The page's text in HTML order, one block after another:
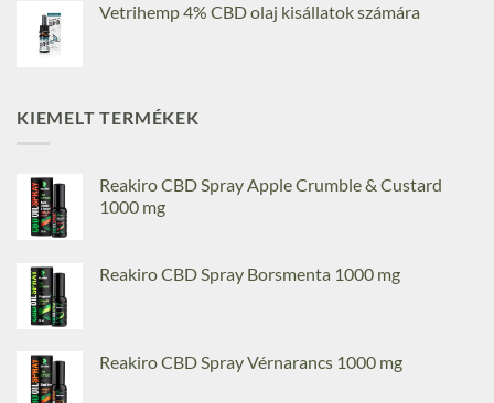
Vetrihemp 4% CBD olaj kisállatok számára
KIEMELT TERMÉKEK
Reakiro CBD Spray Apple Crumble & Custard
1000 mg
Reakiro CBD Spray Borsmenta 1000 mg
Reakiro CBD Spray Vérnarancs 1000 mg